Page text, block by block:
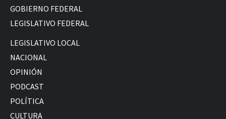
GOBIERNO FEDERAL
LEGISLATIVO FEDERAL
LEGISLATIVO LOCAL
NACIONAL
OPINIÓN
PODCAST
POLÍTICA
CULTURA